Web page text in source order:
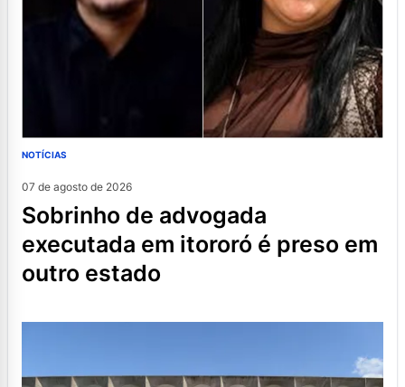
NOTÍCIAS
07 de agosto de 2026
sobrinho de advogada
executada em itororó é preso em
outro estado